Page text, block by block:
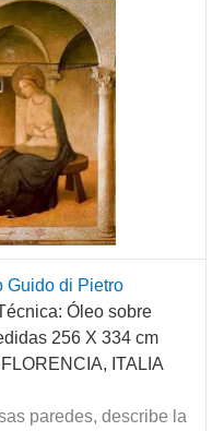
Guido di Pietro
Óleo sobre
256 X 334 cm
ITALIA
paredes, describe la